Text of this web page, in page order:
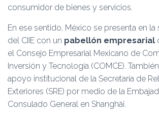
consumidor de bienes y servicios.
En ese sentido, México se presenta en
del CIIE con un pabellón empresarial
el Consejo Empresarial Mexicano de
Inversión y Tecnología (COMCE).
apoyo institucional de la Secretaría de
Exteriores (SRE) por medio de la
Consulado General en Shanghái.